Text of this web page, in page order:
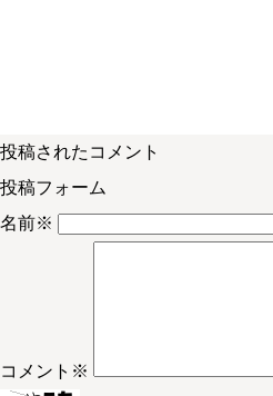
投稿されたコメント
投稿フォーム
名前※
コメント ※